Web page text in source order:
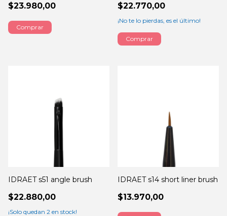
$23.980,00 $22.770,00
¡No te lo pierdas, es el último!
IDRAET s51 angle brush
$22.880,00
¡Solo quedan 2 en stock!
IDRAET s14 short liner brush
$13.970,00